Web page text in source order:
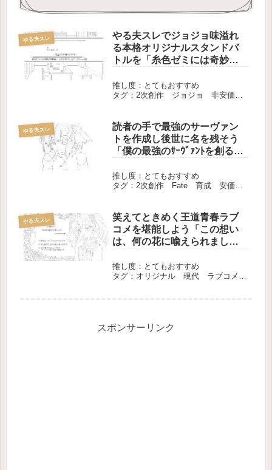
やる夫スレ
やる夫スレでジョジョ味溢れ
る本格オリジナルスタンドバ
トルを「糸色ゼミには奇妙な
推し度：とてもおすすめ
タグ：2次創作 ジョジョ 非安価ス
やる夫スレ
読者の手で最強のサーヴァン
トを作成し後世に名を残そう
「僕の最強のｻｰｳﾞｧﾝﾄを創るス
推し度：とてもおすすめ
タグ：2次創作 Fate 育成 安価ス
やる夫スレ
笑えてときめく王道青春ラブ
コメを堪能しよう「この想い
は、何の花に喩えられましょ
推し度：とてもおすすめ
タグ：オリジナル 現代 ラブコメ
スポンサーリンク